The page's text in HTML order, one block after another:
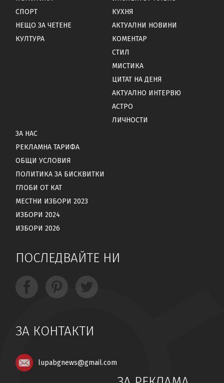
СПОРТ
НЕЩО ЗА ЧЕТЕНЕ
КУЛТУРА
КУХНЯ
АКТУАЛНИ НОВИНИ
КОМЕНТАР
СТИЛ
МИСТИКА
ЦИТАТ НА ДЕНЯ
АКТУАЛНО ИНТЕРВЮ
АСТРО
ЛИЧНОСТИ
ЗА НАС
РЕКЛАМНА ТАРИФА
ОБЩИ УСЛОВИЯ
ПОЛИТИКА ЗА БИСКВИТКИ
ГЛОБИ ОТ КАТ
МЕСТНИ ИЗБОРИ 2023
ИЗБОРИ 2024
ИЗБОРИ 2026
ПОСЛЕДВАЙТЕ НИ
ЗА КОНТАКТИ
lupabgnews@gmail.com